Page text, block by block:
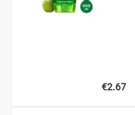
€2.67